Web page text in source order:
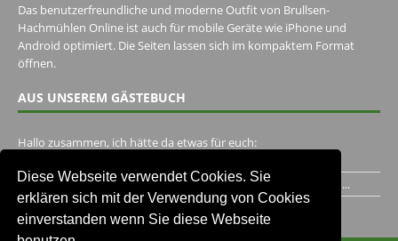
Diese Webseite verwendet Cookies. Sie
erklären sich mit der Verwendung von Cookies
einverstanden wenn Sie diese Webseite
Das benutzerfreundliche und moderne Outfit von Brullsen-
Hachmühlen Online ist auch für mobile Geräte wie iPhone und
Android optimiert. Die Seiten lassen sich im kompaktem Format
öffnen.
AUS UNSEREM GÄSTEBUCH
Hallo zusammen, ich hätte da etwas für euch:
Ich habe ein Jahr im Gasthaus Hugo Pape verbracht..Habe ihn...
Unser Gästebuch besuchen